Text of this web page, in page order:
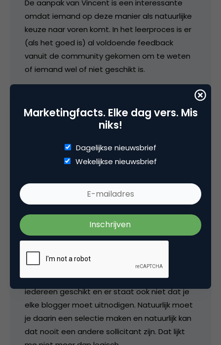
De aanpak van Vincent is een interessante
omdat iemand op deze manier als natuurlijke
keuze naar voren komt. In het leerproces is er
(als het goed is) al voldoende feedback
vanuit de community gekomen om te weten
of iemand wel of niet geschikt is.
Wat ik uit de column niet kan afleiden is of Bas
betrokken is geweest bij het aannameproces
van de nieuwe community manager. Er wordt
namelijk gesproken in de ‘we’-vorm als het op
de beslissing aankomt.
chi666
@Laurens: je oneens vind ik een beetje
onzinnig als ik eerlijk ben. Natuurlijk is niet
iedereen geschikt en er staat ook niet dat je
elke blogger moet uitnodigen. Natuurlijk moet
je daarin een selectie maken en natuurlijk kan
dat nooit een andere sollicitant zijn. Dat lijkt
Marketingfacts. Elke dag vers. Mis
niks!
Dagelijkse nieuwsbrief
Wekelijkse nieuwsbrief